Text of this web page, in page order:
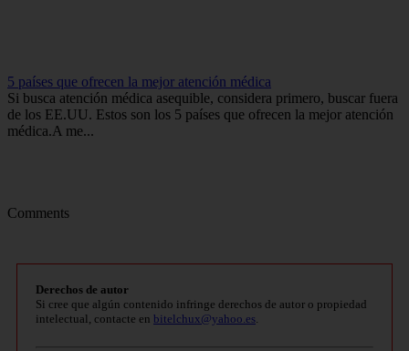
5 países que ofrecen la mejor atención médica
Si busca atención médica asequible, considera primero, buscar fuera
de los EE.UU. Estos son los 5 países que ofrecen la mejor atención
médica.A me...
Comments
Derechos de autor
Si cree que algún contenido infringe derechos de autor o propiedad
intelectual, contacte en bitelchux@yahoo.es